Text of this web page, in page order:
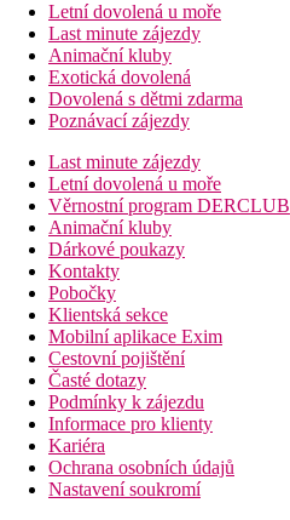
Letní dovolená u moře
Last minute zájezdy
Animační kluby
Exotická dovolená
Dovolená s dětmi zdarma
Poznávací zájezdy
Last minute zájezdy
Letní dovolená u moře
Věrnostní program DERCLUB
Animační kluby
Dárkové poukazy
Kontakty
Pobočky
Klientská sekce
Mobilní aplikace Exim
Cestovní pojištění
Časté dotazy
Podmínky k zájezdu
Informace pro klienty
Kariéra
Ochrana osobních údajů
Nastavení soukromí